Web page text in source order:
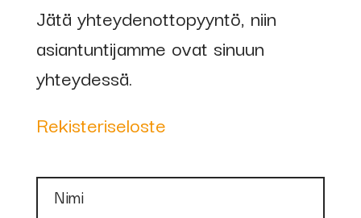
Jätä yhteydenottopyyntö, niin
asiantuntijamme ovat sinuun
yhteydessä.
Rekisteriseloste
Nimi